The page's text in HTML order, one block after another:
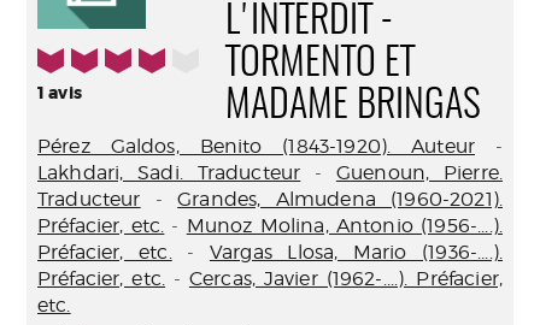
4/5
1avis
L'INTERDIT -
TORMENTO ET
MADAME BRINGAS
Pérez Galdos, Benito (1843-1920). Auteur -
Lakhdari, Sadi. Traducteur - Guenoun, Pierre.
Traducteur -Grandes, Almudena (1960-2021).
Préfacier, etc. - Munoz Molina, Antonio (1956-....).
Préfacier, etc.- Vargas Llosa, Mario (1936-....).
Préfacier, etc. - Cercas, Javier (1962-....). Préfacier,
etc.